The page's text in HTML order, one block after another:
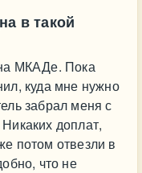
в такой
МКАДе. Пока
куда мне нужно
забрал меня с
доплат,
потом отвезли в
что не